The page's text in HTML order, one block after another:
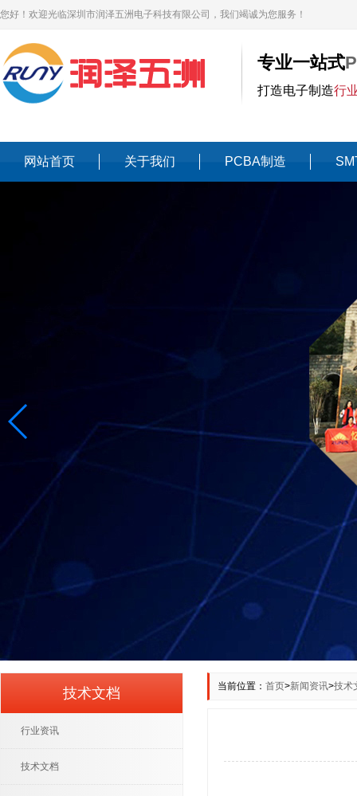
您好！欢迎光临深圳市润泽五洲电子科技有限公司，我们竭诚为您服务！
专业一站式
打造电子制造行
网站首页 关于我们 PCBA制造
当前位置： 首页>新闻资讯>技术
技术文档
行业资讯
技术文档